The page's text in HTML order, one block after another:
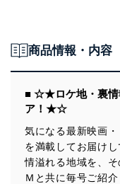
商品情報・内容
■ ☆★ロケ地・裏情
ア！★☆
気になる最新映画
を満載してお届け
情溢れる地域を、
Ｍと共に毎号ご紹